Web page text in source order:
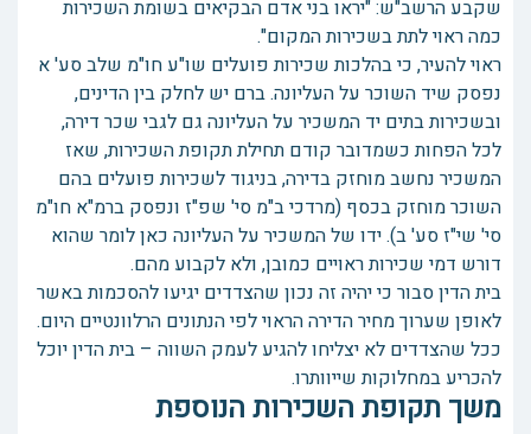
שקבע הרשב"ש: "יראו בני אדם הבקיאים בשומת השכירות
כמה ראוי לתת בשכירות המקום".
ראוי להעיר, כי בהלכות שכירות פועלים שו"ע חו"מ שלב סע' א
נפסק שיד השוכר על העליונה. ברם יש לחלק בין הדינים,
ובשכירות בתים יד המשכיר על העליונה גם לגבי שכר דירה,
לכל הפחות כשמדובר קודם תחילת תקופת השכירות, שאז
המשכיר נחשב מוחזק בדירה, בניגוד לשכירות פועלים בהם
השוכר מוחזק בכסף (מרדכי ב"מ סי' שפ"ז ונפסק ברמ"א חו"מ
סי' שי"ז סע' ב). ידו של המשכיר על העליונה כאן לומר שהוא
דורש דמי שכירות ראויים כמובן, ולא לקבוע מהם.
בית הדין סבור כי יהיה זה נכון שהצדדים יגיעו להסכמות באשר
לאופן שערוך מחיר הדירה הראוי לפי הנתונים הרלוונטיים היום.
ככל שהצדדים לא יצליחו להגיע לעמק השווה – בית הדין יוכל
להכריע במחלוקות שייוותרו.
משך תקופת השכירות הנוספת